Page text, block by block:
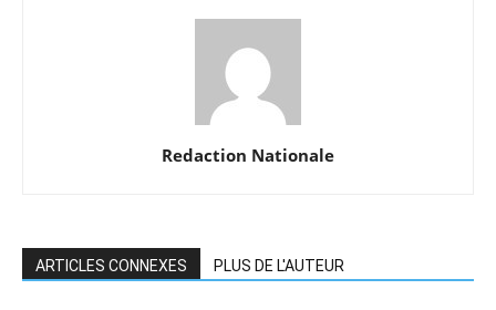
Redaction Nationale
ARTICLES CONNEXES PLUS DE L'AUTEUR